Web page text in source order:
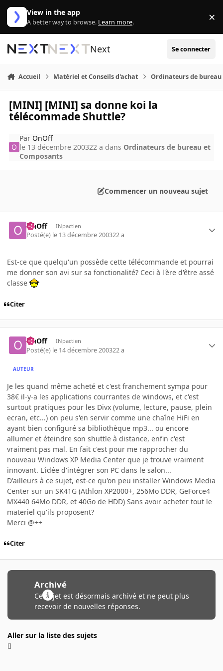
Aller au contenu
View in the app
A better way to browse. Learn more. ×
Next Se connecter
Accueil Matériel et Conseils d'achat Ordinateurs de bureau
[MINI] [MINI] sa donne koi la
télécommade Shuttle?
ParOnOff
le 13 décembre 200322 a dans Ordinateurs de bureau et
Composants
Commencer un nouveau sujet
OnOff INpactien
Posté(e) le 13 décembre 200322 a
Est-ce que quelqu'un possède cette télécommande et pourrai
me donner son avi sur sa fonctionalité? Ceci à l'ère d'être assé
classe
Citer
OnOff INpactien
Posté(e) le 14 décembre 200322 a
AUTEUR
Je les quand même acheté et c'est franchement sympa pour
38€ il-y-a les applications courrantes de windows, et c'est
surtout pratiques pour les Divx (volume, lecture, pause, plein
ecran, etc...) on peu s'en servir comme une chaîne HiFi en
ayant bien configuré sa bibliothèque mp3... ou encore
allumer et éteindre son shuttle à distance, enfin c'est
vraiment pas mal. En fait c'est pour me rapprocher du
nouveau Windows XP Media Center que je trouve vraiment
innovant. L'idée d'intégrer son PC dans le salon...
D'ailleurs à ce sujet, est-ce qu'on peu installer Windows Media
Center sur un SK41G (Athlon XP2000+, 256Mo DDR, GeForce4
MX440 64Mo DDR, et 40Go de HDD) Sans avoir acheter tout le
materiel qu'ils proposent?
Merci @++
Citer
Archivé
Ce sujet est désormais archivé et ne peut plus
recevoir de nouvelles réponses.
Aller sur la liste des sujets